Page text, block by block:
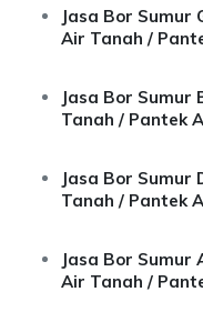
Jasa Bor Sumur
Air Tanah /
Jasa Bor Sumur
Tanah / Pantek
Jasa Bor Sumur
Tanah / Pantek
Jasa Bor Sumur
Air Tanah /